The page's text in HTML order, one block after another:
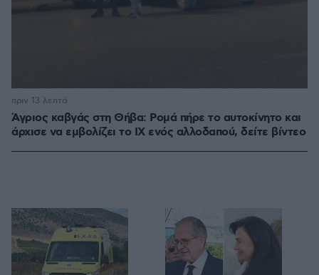
Άγριος καβγάς στη Θήβα: Ρομά πήρε το αυτοκίνητο και
άρχισε να εμβολίζει το ΙΧ ενός αλλοδαπού, δείτε βίντεο
πριν 13 λεπτά